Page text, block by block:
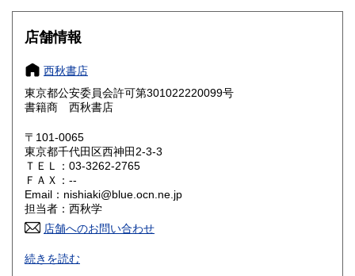
大阪府
奈良県
鳥取県 430円 島根県
岡山県
山口県 430円
香川県
高知県 430円
佐賀県
店舗情報
西秋書店
東京都公安委員会許可第301022220099号
書籍商 西秋書店
〒101-0065
東京都千代田区西神田2-3-3
ＴＥＬ：03-3262-2765
ＦＡＸ：--
Email：nishiaki@blue.ocn.ne.jp
担当者：西秋学
店舗へのお問い合わせ
◆店頭に無い場合がございますので、来店購入をご希望の場
合は事前にメールにてお問い合わせください。
続きを読む